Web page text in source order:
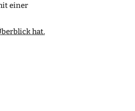
einer
hat.